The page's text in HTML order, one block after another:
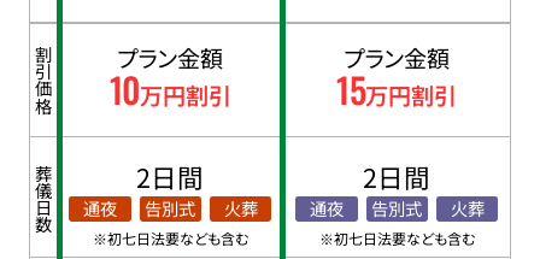
割引価格
葬儀日数
プラン金額
10万円割引
2日間
通夜 告別式 火葬
※初七日法要なども含む
プラン金額
15万円割引
2日間
通夜 告別式 火葬
※初七日法要なども含む